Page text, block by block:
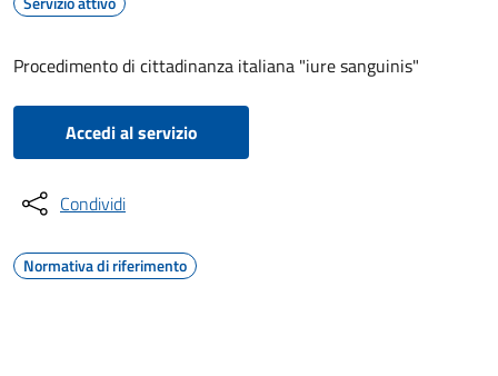
Procedimento di cittadinanza italiana "iure sanguinis"
Accedi al servizio
Condividi
Normativa di riferimento